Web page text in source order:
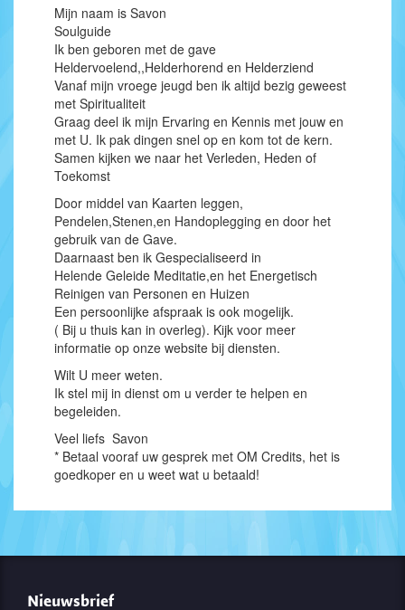
Mijn naam is Savon
Soulguide
Ik ben geboren met de gave
Heldervoelend,,Helderhorend en Helderziend
Vanaf mijn vroege jeugd ben ik altijd bezig geweest
met Spiritualiteit
Graag deel ik mijn Ervaring en Kennis met jouw en
met U. Ik pak dingen snel op en kom tot de kern.
Samen kijken we naar het Verleden, Heden of
Toekomst
Door middel van Kaarten leggen,
Pendelen,Stenen,en Handoplegging en door het
gebruik van de Gave.
Daarnaast ben ik Gespecialiseerd in
Helende Geleide Meditatie,en het Energetisch
Reinigen van Personen en Huizen
Een persoonlijke afspraak is ook mogelijk.
( Bij u thuis kan in overleg). Kijk voor meer
informatie op onze website bij diensten.
Wilt U meer weten.
Ik stel mij in dienst om u verder te helpen en
begeleiden.
Veel liefs Savon
* Betaal vooraf uw gesprek met OM Credits, het is
goedkoper en u weet wat u betaald!
Nieuwsbrief